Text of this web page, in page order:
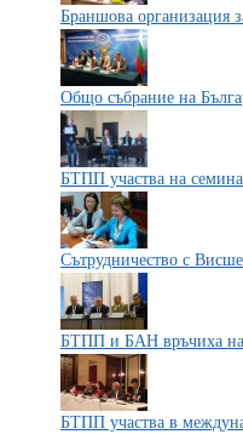
Браншова организация
Общо събрание на
БТПП участва на
Сътрудничество с
БТПП и БАН връчиха
БТПП участва в